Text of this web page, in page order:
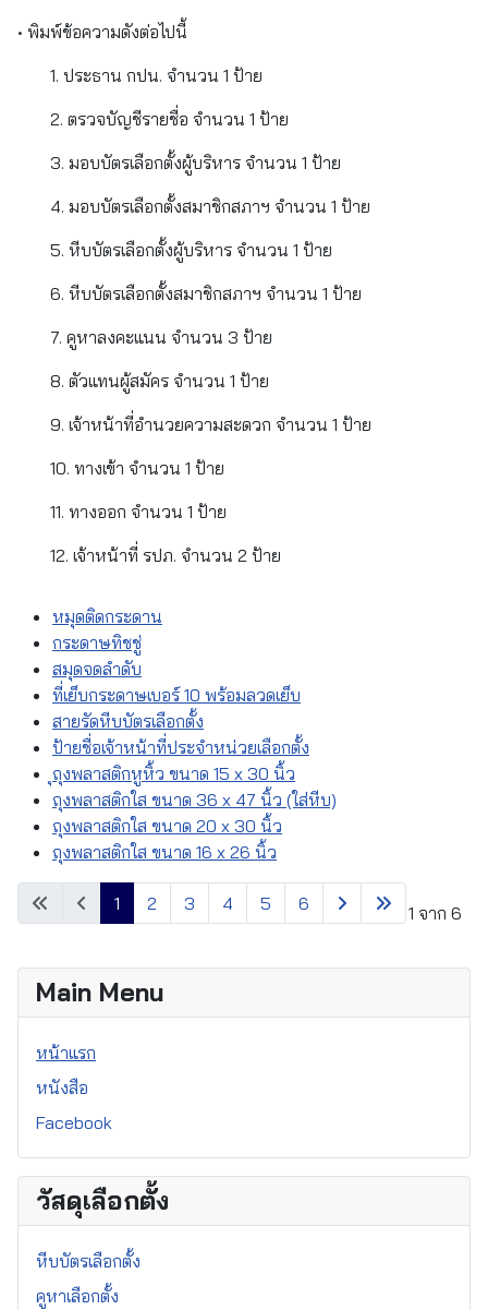
• พิมพ์ข้อความดังต่อไปนี้
1. ประธาน กปน. จำนวน 1 ป้าย
2. ตรวจบัญชีรายชื่อ จำนวน 1 ป้าย
3. มอบบัตรเลือกตั้งผู้บริหาร จำนวน 1 ป้าย
4. มอบบัตรเลือกตั้งสมาชิกสภาฯ จำนวน 1 ป้าย
5. หีบบัตรเลือกตั้งผู้บริหาร จำนวน 1 ป้าย
6. หีบบัตรเลือกตั้งสมาชิกสภาฯ จำนวน 1 ป้าย
7. คูหาลงคะแนน จำนวน 3 ป้าย
8. ตัวแทนผู้สมัคร จำนวน 1 ป้าย
9. เจ้าหน้าที่อำนวยความสะดวก จำนวน 1 ป้าย
10. ทางเข้า จำนวน 1 ป้าย
11. ทางออก จำนวน 1 ป้าย
12. เจ้าหน้าที่ รปภ. จำนวน 2 ป้าย
หมุดติดกระดาน
กระดาษทิชชู่
สมุดจดลำดับ
ที่เย็บกระดาษเบอร์ 10 พร้อมลวดเย็บ
สายรัดหีบบัตรเลือกตั้ง
ป้ายชื่อเจ้าหน้าที่ประจำหน่วยเลือกตั้ง
ุถุงพลาสติกหูหิ้ว ขนาด 15 x 30 นิ้ว
ถุงพลาสติกใส ขนาด 36 x 47 นิ้ว (ใส่หีบ)
ถุงพลาสติกใส ขนาด 20 x 30 นิ้ว
ถุงพลาสติกใส ขนาด 16 x 26 นิ้ว
หน้า 1 จาก 6
1 2 3 4 5 6
Main Menu
หน้าแรก
หนังสือ
Facebook
วัสดุเลือกตั้ง
หีบบัตรเลือกตั้ง
คูหาเลือกตั้ง